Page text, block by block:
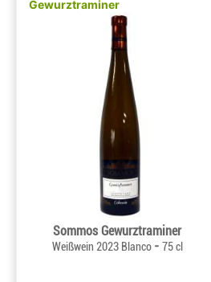
Gewurztraminer
Sommos Gewurztraminer
Weißwein 2023 Blanco - 75 cl